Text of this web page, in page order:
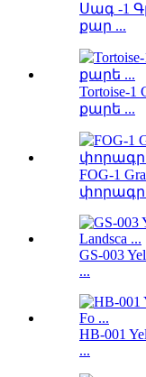
Սագ -1
քար ...
Tortoise-
քարե ...
FOG-1
GS-003
...
HB-001
...